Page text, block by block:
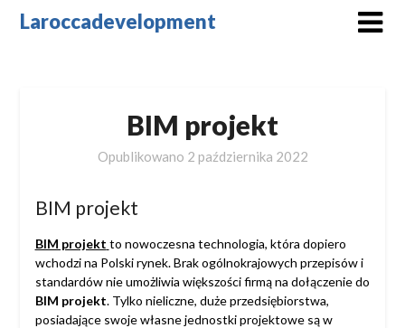
SkipLaroccadevelopment
BIM projekt
Opublikowano 2 października 2022
BIM projekt
BIM projekt to nowoczesna technologia, która dopiero
wchodzi na Polski rynek. Brak ogólnokrajowych przepisów i
standardów nie umożliwia większości firmą na dołączenie do
BIM projekt. Tylko nieliczne, duże przedsiębiorstwa,
posiadające swoje własne jednostki projektowe są w